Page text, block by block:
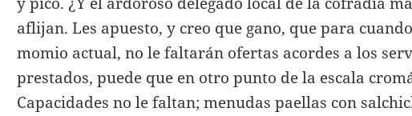
aflijan. Les apuesto, y creo que gano, que para
momio actual, no le faltarán ofertas acordes a los
prestados, puede que en otro punto de la escala
Capacidades no le faltan; menudas paellas con